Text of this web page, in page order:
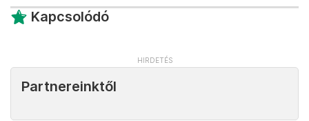
Kapcsolódó
Partnereinktől